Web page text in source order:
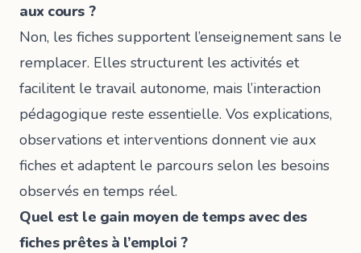
aux cours ?
Non, les fiches supportent l’enseignement sans le
remplacer. Elles structurent les activités et
facilitent le travail autonome, mais l’interaction
pédagogique reste essentielle. Vos explications,
observations et interventions donnent vie aux
fiches et adaptent le parcours selon les besoins
observés en temps réel.
Quel est le gain moyen de temps avec des
fiches prêtes à l’emploi ?